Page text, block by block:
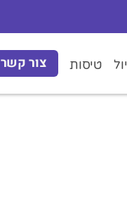
טיסות צור קשר